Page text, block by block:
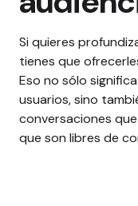
Si quieres
tienes que
Eso no sólo
usuarios, sino
conversaciones
que son libres de